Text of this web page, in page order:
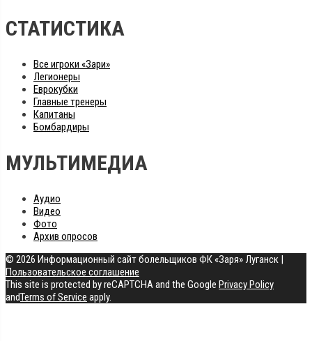
СТАТИСТИКА
Все игроки «Зари»
Легионеры
Еврокубки
Главные тренеры
Капитаны
Бомбардиры
МУЛЬТИМЕДИА
Аудио
Видео
Фото
Архив опросов
© 2026 Информационный сайт болельщиков ФК «Заря» Луганск |
Пользовательское соглашение
This site is protected by reCAPTCHA and the Google Privacy Policy
andTerms of Service apply.